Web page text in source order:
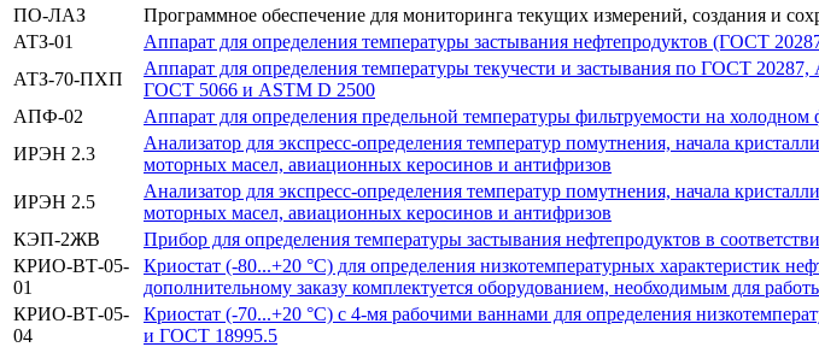
ПО-ЛАЗ
Программное обеспечение для мониторинга текущих измерений, создания и
АТЗ-01
Аппарат для определения температуры застывания нефтепродуктов (ГОСТ
АТЗ-70-ПХП
Аппарат для определения температуры текучести и застывания по ГОСТ
ГОСТ 5066 и ASTM D 2500
АПФ-02
Аппарат для определения предельной температуры фильтруемости на
ИРЭН 2.3
Анализатор для экспресс-определения температур помутнения, начала
моторных масел, авиационных керосинов и антифризов
ИРЭН 2.5
Анализатор для экспресс-определения температур помутнения, начала
моторных масел, авиационных керосинов и антифризов
КЭП-2ЖВ
Прибор для определения температуры застывания нефтепродуктов в
КРИО-ВТ-05-
01
Криостат (-80...+20 °С) для определения низкотемпературных
дополнительному заказу комплектуется оборудованием, необходимым для
КРИО-ВТ-05-
04
Криостат (-70...+20 °С) с 4-мя рабочими ваннами для определения
и ГОСТ 18995.5